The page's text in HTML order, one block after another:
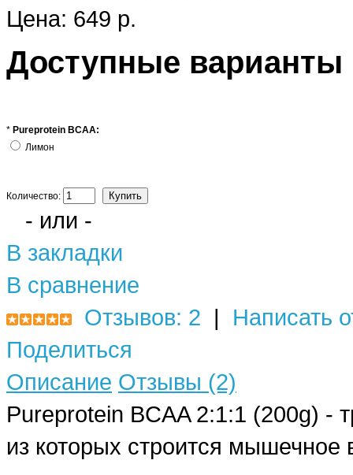
Цена: 649 р.
Доступные варианты
* Pureprotein BCAA:
Лимон
Количество:
- или -
В закладки
В сравнение
Отзывов: 2 | Написать
Поделиться
Описание Отзывы (2)
Pureprotein BCAA 2:1:1 (200g) -
из которых строится мышечное